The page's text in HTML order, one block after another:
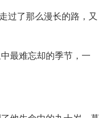
过了那么漫长的路，又
最难忘却的季节，一